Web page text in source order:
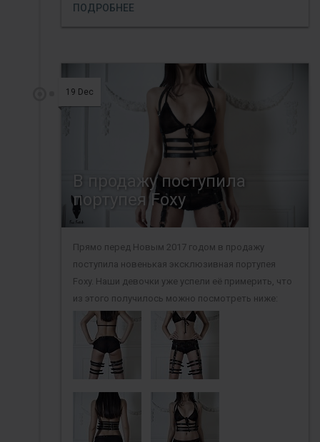
ПОДРОБНЕЕ
19 Dec
В продажу поступила
портупея Foxy
Прямо перед Новым 2017 годом в продажу
поступила новенькая эксклюзивная портупея
Foxy. Наши девочки уже успели её примерить, что
из этого получилось можно посмотреть ниже: